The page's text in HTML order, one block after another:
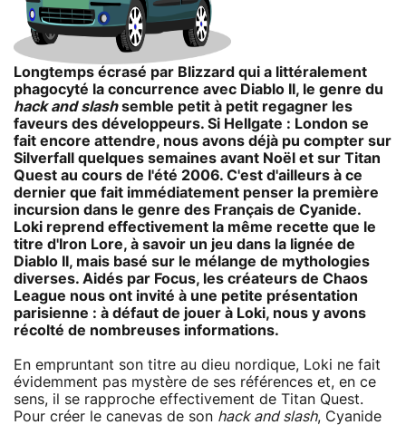
Longtemps écrasé par Blizzard qui a littéralement
phagocyté la concurrence avec Diablo II, le genre du
hack and slashsemble petit à petit regagner les
faveurs des développeurs. Si Hellgate : London se
fait encore attendre, nous avons déjà pu compter sur
Silverfall quelques semaines avant Noël et sur Titan
Quest au cours de l'été 2006. C'est d'ailleurs à ce
dernier que fait immédiatement penser la première
incursion dans le genre des Français de Cyanide.
Loki reprend effectivement la même recette que le
titre d'Iron Lore, à savoir un jeu dans la lignée de
Diablo II, mais basé sur le mélange de mythologies
diverses. Aidés par Focus, les créateurs de Chaos
League nous ont invité à une petite présentation
parisienne : à défaut de jouer à Loki, nous y avons
récolté de nombreuses informations.
En empruntant son titre au dieu nordique, Loki ne fait
évidemment pas mystère de ses références et, en ce
sens, il se rapproche effectivement de Titan Quest.
Pour créer le canevas de son hack and slash, Cyanide